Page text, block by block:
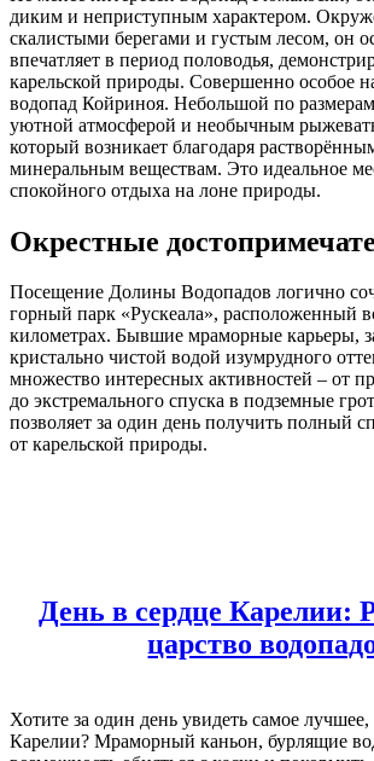
диким и неприступным характером.
скалистыми берегами и густым лесом, он
впечатляет в период половодья,
карельской природы. Совершенно особое
водопад Койриноя. Небольшой по
уютной атмосферой и необычным
который возникает благодаря
минеральным веществам. Это идеальное
спокойного отдыха на лоне природы.
Окрестные
Посещение Долины Водопадов логично
горный парк «Рускеала», расположенный
километрах. Бывшие мраморные карьеры,
кристально чистой водой изумрудного
множество интересных активностей – от
до экстремального спуска в подземные
позволяет за один день получить полный
от карельской природы.
День в сердце Карелии:
царство
Хотите за один день увидеть самое лучшее,
Карелии? Мраморный каньон, бурлящие